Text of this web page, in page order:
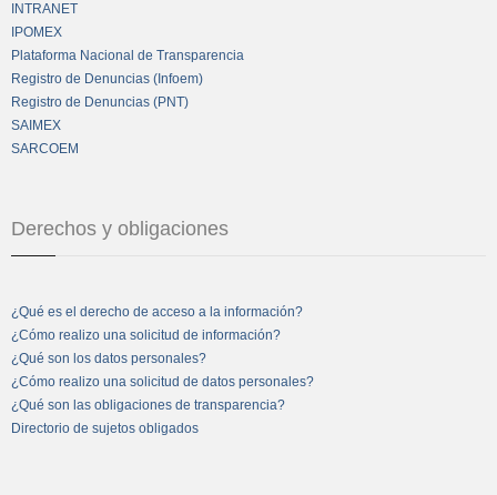
INTRANET
IPOMEX
Plataforma Nacional de Transparencia
Registro de Denuncias (Infoem)
Registro de Denuncias (PNT)
SAIMEX
SARCOEM
Derechos y obligaciones
¿Qué es el derecho de acceso a la información?
¿Cómo realizo una solicitud de información?
¿Qué son los datos personales?
¿Cómo realizo una solicitud de datos personales?
¿Qué son las obligaciones de transparencia?
Directorio de sujetos obligados